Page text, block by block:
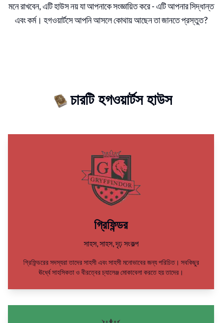
মনে রাখবেন, এটি হাউস নয় যা আপনাকে সংজ্ঞায়িত করে - এটি আপনার সিদ্ধান্ত
এবং কর্ম। হগওয়ার্টসে আপনি আসলে কোথায় আছেন তা জানতে প্রস্তুত?
চারটি হগওয়ার্টস হাউস
গ্রিফিন্ডর
সাহস, সাহস, দৃঢ় সংকল্প
গ্রিফিন্ডরের সদস্যরা তাদের সাহসী এবং সাহসী মনোভাবের জন্য পরিচিত। সবকিছুর
ঊর্ধ্বে সাহসিকতা ও বীরত্বের চ্যালেঞ্জ মোকাবেলা করতে হয় তাদের।